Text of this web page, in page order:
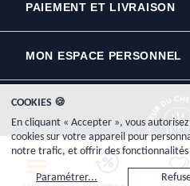
PAIEMENT ET LIVRAISON
MON ESPACE PERSONNEL
Copyright © 2000-2026,
Meilleur du Chef est l'enseigne commerciale de la
COOKIES 🍪
En cliquant « Accepter », vous autorisez
cookies sur votre appareil pour
notre trafic, et offrir des fonctionnalités
Paramétrer...